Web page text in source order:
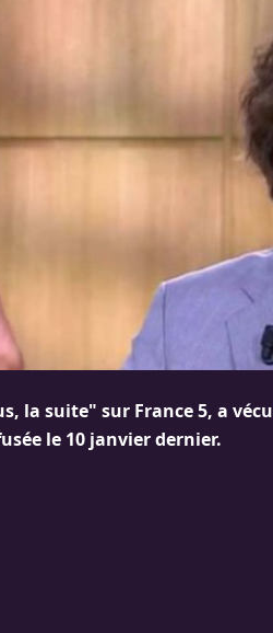
la suite" sur France 5, a vécu
le 10 janvier dernier.